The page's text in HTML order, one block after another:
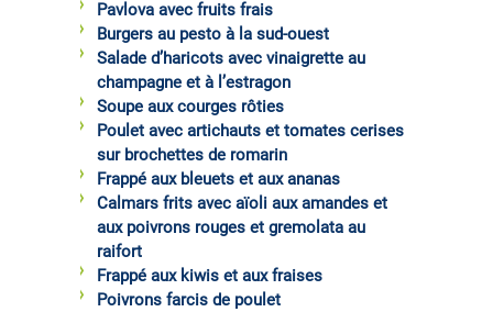
Pavlova avec fruits frais
Burgers au pesto à la sud-ouest
Salade d’haricots avec vinaigrette au
champagne et à l’estragon
Soupe aux courges rôties
Poulet avec artichauts et tomates cerises
sur brochettes de romarin
Frappé aux bleuets et aux ananas
Calmars frits avec aïoli aux amandes et
aux poivrons rouges et gremolata au
raifort
Frappé aux kiwis et aux fraises
Poivrons farcis de poulet